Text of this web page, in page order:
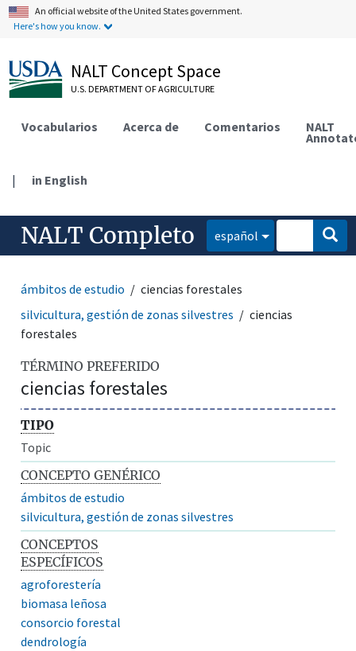
An official website of the United States government.
Here's how you know.
NALT Concept Space
U.S. DEPARTMENT OF AGRICULTURE
Vocabularios Acerca de Comentarios NALT
| in English
NALT Completo español
ámbitos de estudio
ciencias forestales
silvicultura, gestión de zonas silvestres
ciencias
forestales
TÉRMINO PREFERIDO
ciencias forestales
TIPO
Topic
CONCEPTO GENÉRICO
ámbitos de estudio
silvicultura, gestión de zonas silvestres
CONCEPTOS
ESPECÍFICOS
agroforestería
biomasa leñosa
consorcio forestal
dendrología